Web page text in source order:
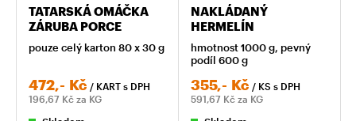
TATARSKÁ OMÁČKA
ZÁRUBA PORCE
pouze celý karton 80 x 30 g
472,- Kč / KART s DPH
196,67 Kč za KG
NAKLÁDANÝ
HERMELÍN
hmotnost 1000 g, pevný
podíl 600 g
355,- Kč / KS s DPH
591,67 Kč za KG